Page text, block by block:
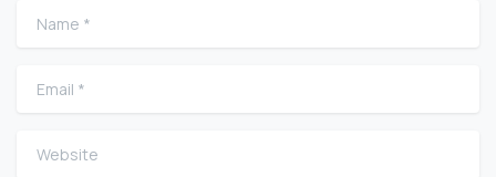
Name
Email
Website